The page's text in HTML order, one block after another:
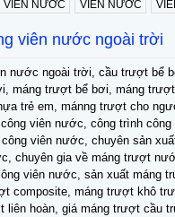
viên nước ngoài trời
nước ngoài trời, cầu trượt bể
máng trượt bể bơi, máng
trẻ em, mánng trượt cho
viên nước, công trình công
viên nước, chuyên sản
chuyên gia về máng trượt
viên nước, sản xuất máng
composite, máng trượt khô
hoàn, giá máng trượt cầu